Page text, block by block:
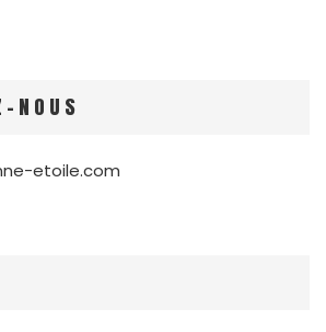
NOUS
etoile.com